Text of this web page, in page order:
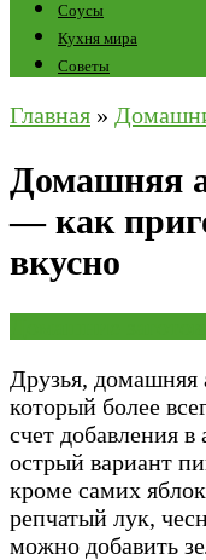
Соусы
Кухня мира
Советы
Главная »
Домашняя
— как
вкусно
Друзья, домашняя
который более
счет добавления
острый вариант
кроме самих
репчатый лук,
можно добавить